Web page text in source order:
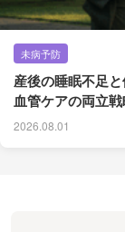
未病予防
産後の睡眠不足
血管ケアの両立
2026.08.01